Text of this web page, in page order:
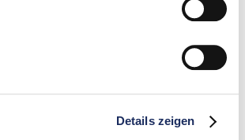
Details zeigen